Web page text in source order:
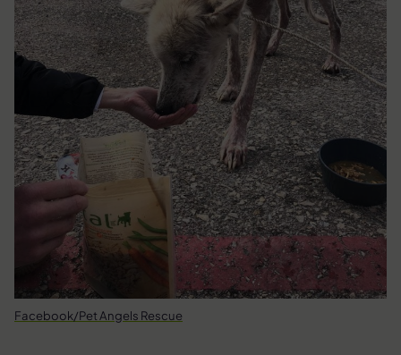
Facebook/Pet Angels Rescue